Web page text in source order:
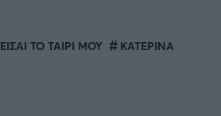
ΕΙΣΑΙ ΤΟ ΤΑΙΡΙ ΜΟΥ
ΚΑΤΕΡΙΝΑ